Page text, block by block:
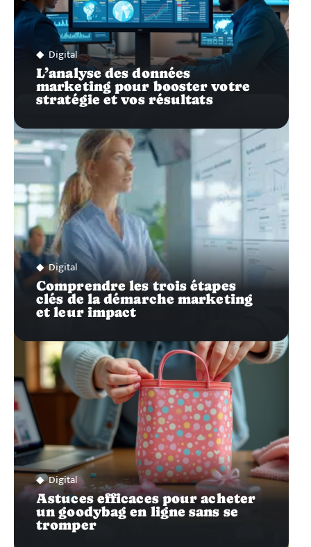
Digital
L’analyse des données
marketing pour booster votre
stratégie et vos résultats
Digital
Comprendre les trois étapes
clés de la démarche marketing
et leur impact
Digital
Astuces efficaces pour acheter
un goodybag en ligne sans se
tromper